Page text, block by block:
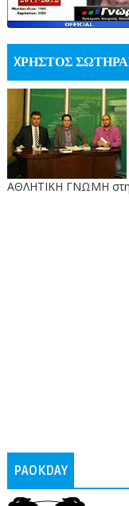
XΡΗΣΤΟΣ
ΑΘΛΗΤΙΚΗ ΓΝΩΜΗ
PAOKDAY